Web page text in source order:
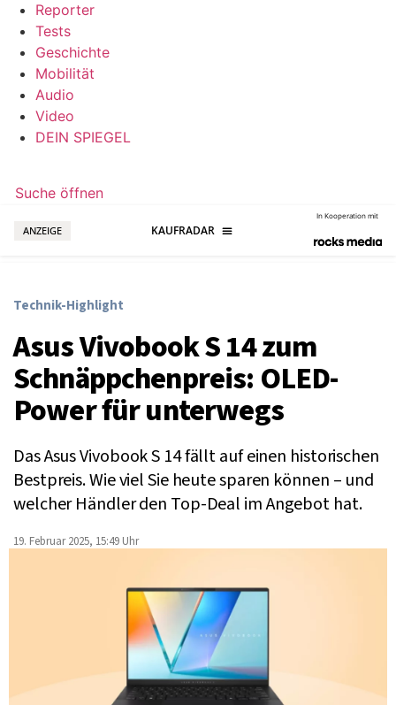
Reporter
Tests
Geschichte
Mobilität
Audio
Video
DEIN SPIEGEL
Suche öffnen
ANZEIGE
In Kooperation mit
Technik-Highlight
Asus Vivobook S 14 zum
Schnäppchenpreis: OLED-
Power für unterwegs
Das Asus Vivobook S 14 fällt auf einen historischen
Bestpreis. Wie viel Sie heute sparen können – und
welcher Händler den Top-Deal im Angebot hat.
19. Februar 2025, 15:49 Uhr